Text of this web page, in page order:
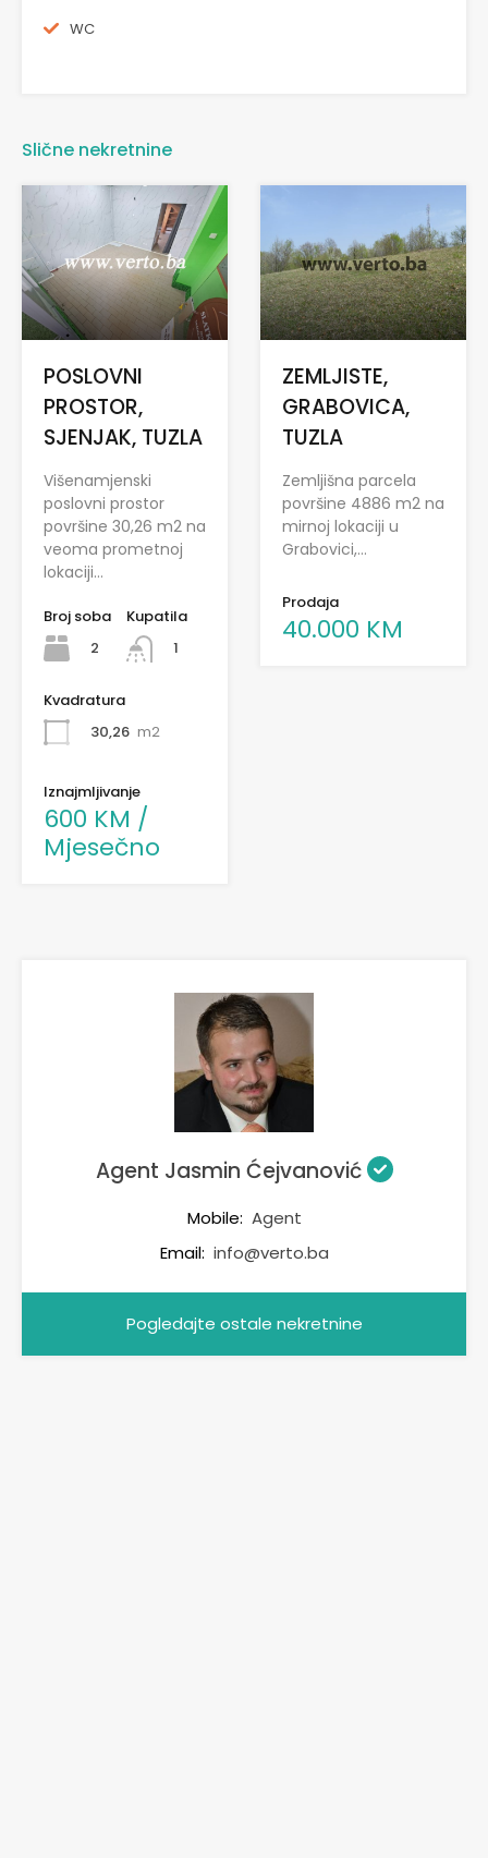
WC
Slične nekretnine
POSLOVNI
PROSTOR,
SJENJAK, TUZLA
Višenamjenski
poslovni prostor
površine 30,26 m2 na
veoma prometnoj
lokaciji…
Broj soba
2
Kupatila
1
Kvadratura
30,26 m2
Iznajmljivanje
600 KM /
Mjesečno
ZEMLJISTE,
GRABOVICA,
TUZLA
Zemljišna parcela
površine 4886 m2 na
mirnoj lokaciji u
Grabovici,…
Prodaja
40.000 KM
Agent Jasmin Ćejvanović
Mobile: Agent
Email: info@verto.ba
Pogledajte ostale nekretnine